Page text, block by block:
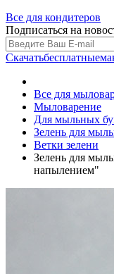
Все для кондитеров
Подписаться на
Скачатьбесплатные
Все для
Мыловарение
Для мыльных
Зелень для
Ветки зелени
Зелень для
напылением"